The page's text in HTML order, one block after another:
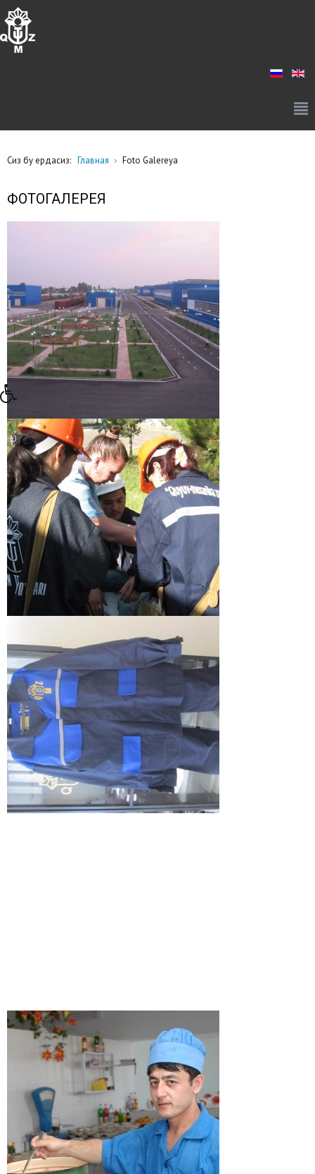
Сиз бу ердасиз: Главная Foto Galereya
ФОТОГАЛЕРЕЯ